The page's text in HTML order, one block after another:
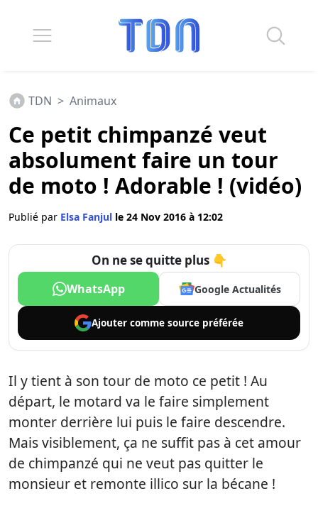
TDN > Animaux
Ce petit chimpanzé veut
absolument faire un tour
de moto ! Adorable ! (vidéo)
Publié par Elsa Fanjul le 24 Nov 2016 à 12:02
On ne se quitte plus 👇
WhatsApp Google Actualités
Ajouter comme source préférée
Il y tient à son tour de moto ce petit ! Au
départ, le motard va le faire simplement
monter derrière lui puis le faire descendre.
Mais visiblement, ça ne suffit pas à cet amour
de chimpanzé qui ne veut pas quitter le
monsieur et remonte illico sur la bécane !